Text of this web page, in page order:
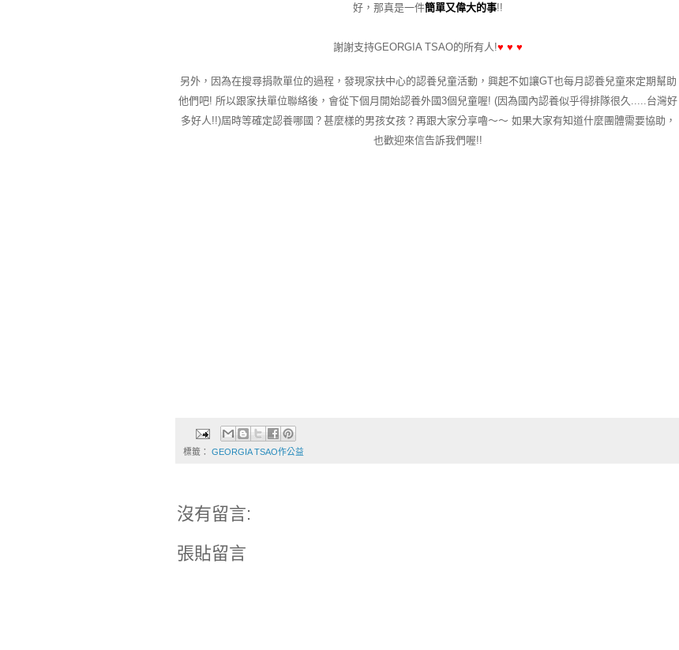
好，那真是一件簡單又偉大的事!!
謝謝支持GEORGIA TSAO的所有人!♥ ♥ ♥
另外，因為在搜尋捐款單位的過程，發現家扶中心的認養兒童活動，興起不如讓GT也每月認養兒童來定期幫助
他們吧! 所以跟家扶單位聯絡後，會從下個月開始認養外國3個兒童喔! (因為國內認養似乎得排隊很久.....台灣好
多好人!!)屆時等確定認養哪國？甚麼樣的男孩女孩？再跟大家分享嚕～～ 如果大家有知道什麼團體需要協助，
也歡迎來信告訴我們喔!!
標籤： GEORGIA TSAO作公益
沒有留言:
張貼留言